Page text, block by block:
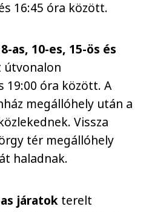
16:45 óra között.
as, 10-es, 15-ös és
útvonalon
19:00 óra között. A
megállóhely után a
Vissza
tér megállóhely
haladnak.
járatok terelt